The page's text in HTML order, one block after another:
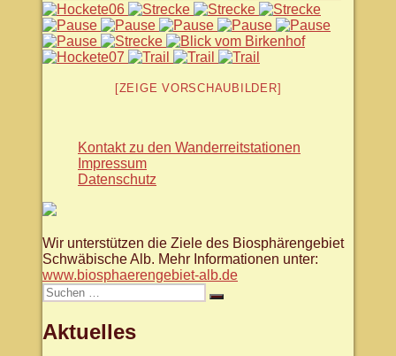
[ZEIGE VORSCHAUBILDER]
Kontakt zu den Wanderreitstationen
Impressum
Datenschutz
Wir unterstützen die Ziele des Biosphärengebiet
Schwäbische Alb. Mehr Informationen unter:
www.biosphaerengebiet-alb.de
Suche
nach:
Suchen
Aktuelles